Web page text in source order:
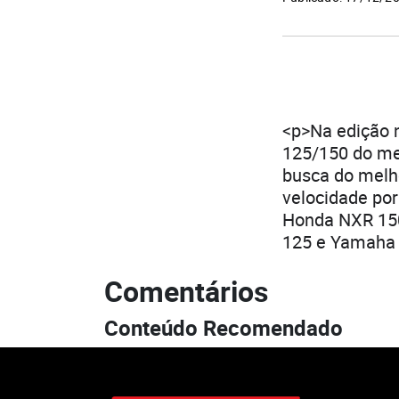
<p>Na
125/150 do
busca do
velocidade
Honda NXR
125 e
Comentários
Conteúdo Recomendado